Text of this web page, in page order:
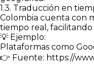
1.3. Traducción en
Colombia cuenta con
tiempo real,
💡 Ejemplo:
Plataformas como
👉 Fuente: https://